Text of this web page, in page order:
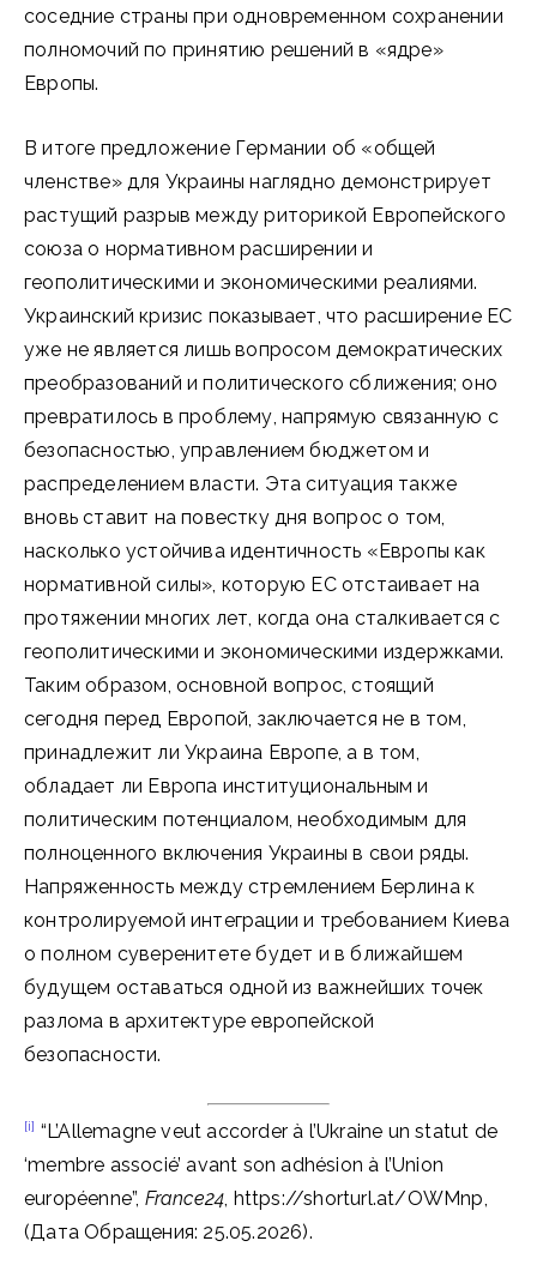
соседние страны при одновременном сохранении
полномочий по принятию решений в «ядре»
Европы.
В итоге предложение Германии об «общей
членстве» для Украины наглядно демонстрирует
растущий разрыв между риторикой Европейского
союза о нормативном расширении и
геополитическими и экономическими реалиями.
Украинский кризис показывает, что расширение ЕС
уже не является лишь вопросом демократических
преобразований и политического сближения; оно
превратилось в проблему, напрямую связанную с
безопасностью, управлением бюджетом и
распределением власти. Эта ситуация также
вновь ставит на повестку дня вопрос о том,
насколько устойчива идентичность «Европы как
нормативной силы», которую ЕС отстаивает на
протяжении многих лет, когда она сталкивается с
геополитическими и экономическими издержками.
Таким образом, основной вопрос, стоящий
сегодня перед Европой, заключается не в том,
принадлежит ли Украина Европе, а в том,
обладает ли Европа институциональным и
политическим потенциалом, необходимым для
полноценного включения Украины в свои ряды.
Напряженность между стремлением Берлина к
контролируемой интеграции и требованием Киева
о полном суверенитете будет и в ближайшем
будущем оставаться одной из важнейших точек
разлома в архитектуре европейской
безопасности.
[i] “L’Allemagne veut accorder à l’Ukraine un statut de
‘membre associé’ avant son adhésion à l’Union
européenne”, France24, https://shorturl.at/OWMnp,
(Дата Обращения: 25.05.2026).